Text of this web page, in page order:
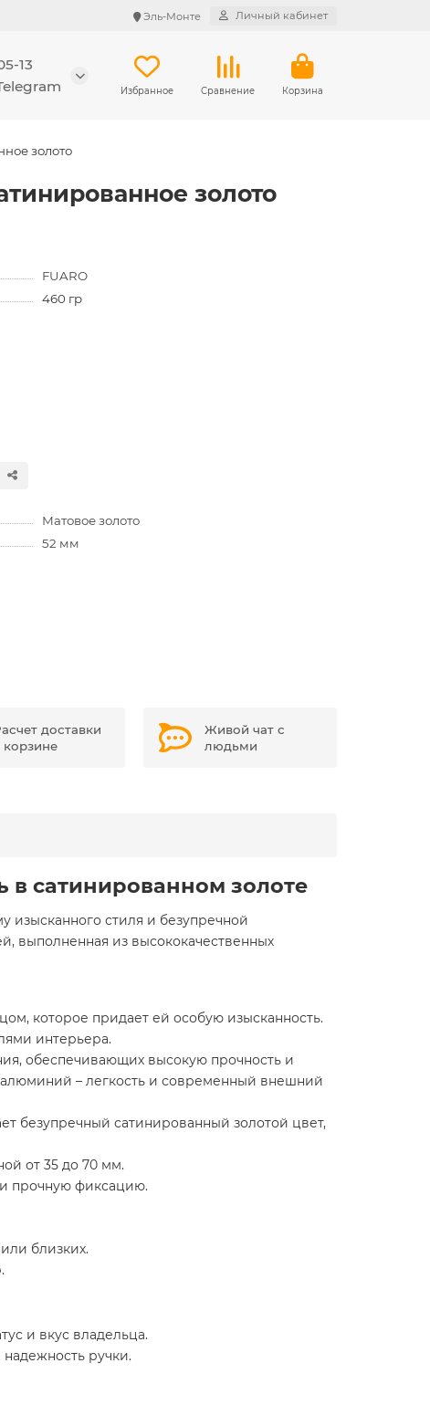
Эль-Монте Личный кабинет
13
Избранное Сравнение Корзина
золото
золото
FUARO
460 гр
Матовое золото
52 мм
доставки
корзине
Живой чат с
людьми
в сатинированном золоте
изысканного стиля и безупречной
выполненная из высококачественных
которое придает ей особую изысканность.
интерьера.
обеспечивающих высокую прочность и
алюминий – легкость и современный внешний
безупречный сатинированный золотой цвет,
от 35 до 70 мм.
прочную фиксацию.
близких.
и вкус владельца.
ручки.